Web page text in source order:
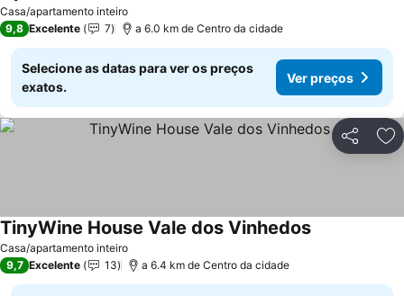
Casa/apartamento inteiro
9,8 Excelente 7 a 6.0 km de Centro da cidade
Selecione as datas para ver os preços
exatos.
Ver preços
Partilhar
Casa/apartamento inteiro
TinyWine House Vale dos Vinhedos
9,7 Excelente 13 a 6.4 km de Centro da cidade